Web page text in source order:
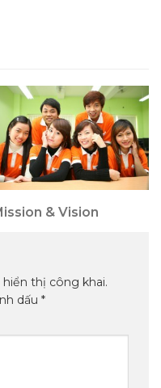
& Vision
thị công khai.
dấu *